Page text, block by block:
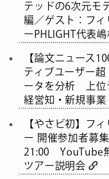
テッドの6次元モ
編／ゲスト：フ
ーPHLIGHT代表
【論文ニュース
ティブユーザー
ータを分析 上位
経営知・新規事
【やさビ初】フ
ー 開催参加者募
21:00 YouTube
ツアー説明会